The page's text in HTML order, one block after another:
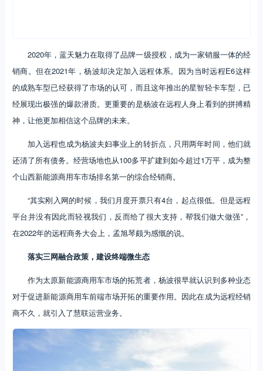
2020年，蓝天魅力在取得了品牌一级授权，成为一家销服一体的经
销商。但在2021年，杨波却决定加入远程体系。因为当时远程E6这样
的成熟车型已经获得了市场的认可，而且这年推出的星智轻卡车型，已
经展现出极强的爆款潜质。更重要的是杨波在远程人身上看到的拼搏精
神，让他更加相信这个品牌的未来。
加入远程也成为杨波夫妇事业上的转折点，只用两年时间，他们就
还清了所有债务。经营场地也从100多平扩建到如今超过1万平，成为整
个山西新能源商用车市场排名第一的综合经销商。
“其实刚入网的时候，我们月度开票只有4台，起点很低。但是远程
平台并没有因此而轻视我们，反而给了很大支持，帮我们做大做强”，
在2022年的远程商务大会上，孟旭琴颇为感慨的说。
落实三网融合政策，建设终端微生态
作为太原新能源商用车市场的拓荒者，杨波很早就认识到多种业态
对于促进新能源商用车前端市场开拓的重要作用。因此在成为远程经销
商不久，就引入了慧联运营业务。